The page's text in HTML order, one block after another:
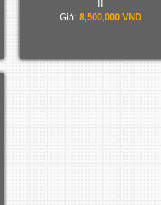
Giá: 8,500,000 VND